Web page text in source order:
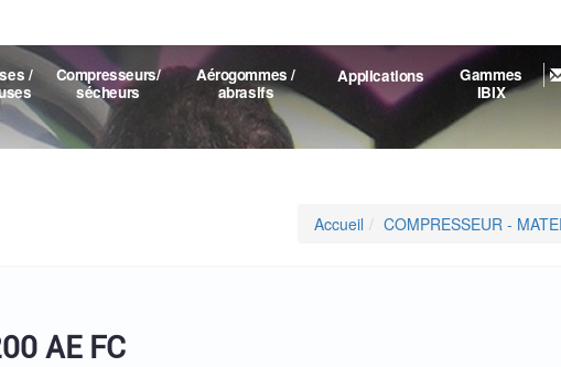
/
Compresseurs/
sécheurs
Aérogommes /
abrasifs
Applications
Gammes
IBIX
|
Accueil COMPRESSEUR -
AE FC